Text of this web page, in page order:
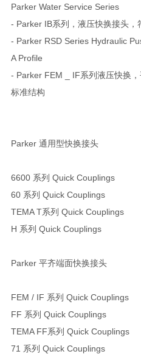
Parker Water Service Series
- Parker IB系列，液压快换接头，
- Parker RSD Series Hydraulic
A Profile
- Parker FEM _ IF系列液压快换
标准结构
Parker 通用型快换接头
6600 系列 Quick Couplings
60 系列 Quick Couplings
TEMA T系列 Quick Couplings
H 系列 Quick Couplings
Parker 平齐端面快换接头
FEM / IF 系列 Quick Couplings
FF 系列 Quick Couplings
TEMA FF系列 Quick Couplings
71 系列 Quick Couplings